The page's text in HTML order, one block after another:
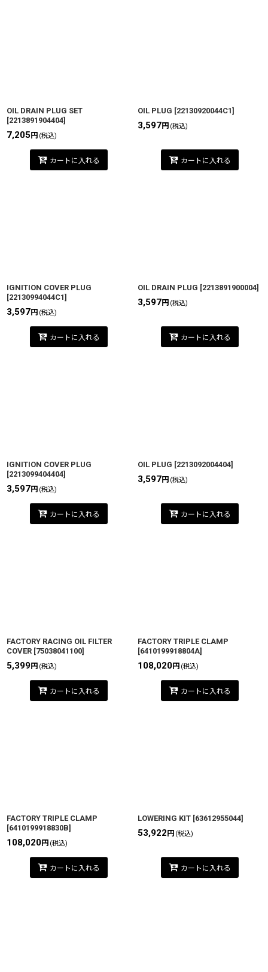
OIL DRAIN PLUG SET
[2213891904404]
7,205 円 (税込)
カートに入れる
OIL PLUG [22130920044C1]
3,597円 (税込)
カートに入れる
IGNITION COVER PLUG
[22130994044C1]
3,597円 (税込)
カートに入れる
OIL DRAIN PLUG [2213891900004]
3,597円 (税込)
カートに入れる
IGNITION COVER PLUG
[2213099404404]
3,597円 (税込)
カートに入れる
OIL PLUG [2213092004404]
3,597円 (税込)
カートに入れる
FACTORY RACING OIL FILTER
COVER [75038041100]
5,399円 (税込)
カートに入れる
FACTORY TRIPLE CLAMP
[6410199918804A]
108,020円 (税込)
カートに入れる
FACTORY TRIPLE CLAMP
[6410199918830B]
108,020円 (税込)
カートに入れる
LOWERING KIT [63612955044]
53,922 円 (税込)
カートに入れる